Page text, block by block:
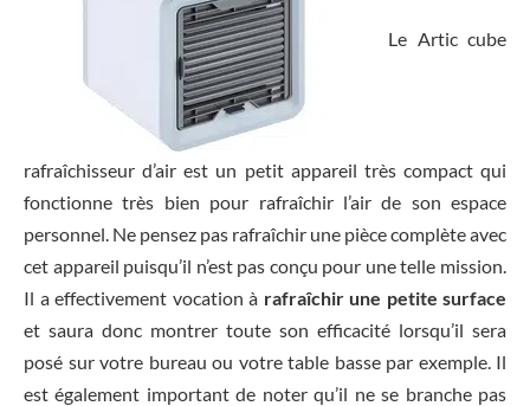
Le Artic cube
rafraîchisseur d’air est un petit appareil très compact qui
fonctionne très bien pour rafraîchir l’air de son espace
personnel. Ne pensez pas rafraîchir une pièce complète avec
cet appareil puisqu’il n’est pas conçu pour une telle mission.
Il a effectivement vocation à rafraîchir une petite surface
et saura donc montrer toute son efficacité lorsqu’il sera
posé sur votre bureau ou votre table basse par exemple. Il
est également important de noter qu’il ne se branche pas